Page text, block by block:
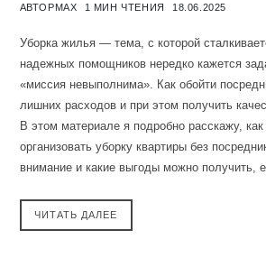
АВТОРMAX 1 МИН ЧТЕНИЯ 18.06.2025
Уборка жилья — тема, с которой
надежных помощников нередко кажется
«миссия невыполнима». Как обойти
лишних расходов и при этом получить
В этом материале я подробно расскажу,
организовать уборку квартиры без
внимание и какие выгоды можно получить,
ЧИТАТЬ ДАЛЕЕ